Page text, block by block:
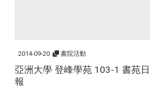
2014-09-20 書院活動
亞洲大學 登峰學苑 103-1 書苑
報